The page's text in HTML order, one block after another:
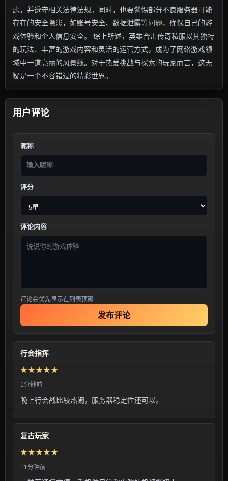
虑，并遵守相关法律法规。同时，也要警惕部分不良服务器可能
存在的安全隐患，如账号安全、数据泄露等问题，确保自己的游
戏体验和个人信息安全。 综上所述，英雄合击传奇私服以其独特
的玩法、丰富的游戏内容和灵活的运营方式，成为了网络游戏领
域中一道亮丽的风景线。对于热爱挑战与探索的玩家而言，这无
疑是一个不容错过的精彩世界。
用户评论
昵称
评分
评论内容
评论会优先显示在列表顶部
发布评论
行会指挥
★★★★★
1分钟前
晚上行会战比较热闹，服务器稳定性还可以。
复古玩家
★★★★★
11分钟前